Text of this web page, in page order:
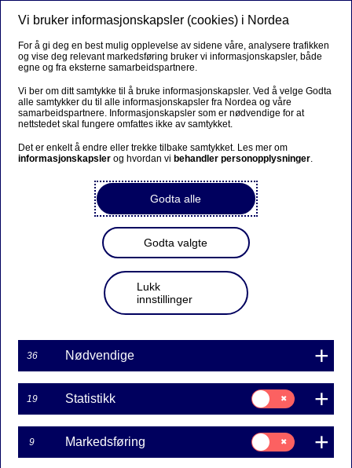
Vi bruker informasjonskapsler (cookies) i Nordea
For å gi deg en best mulig opplevelse av sidene våre, analysere trafikken
og vise deg relevant markedsføring bruker vi informasjonskapsler, både
egne og fra eksterne samarbeidspartnere.
Vi ber om ditt samtykke til å bruke informasjonskapsler. Ved å velge Godta
alle samtykker du til alle informasjonskapsler fra Nordea og våre
samarbeidspartnere. Informasjonskapsler som er nødvendige for at
nettstedet skal fungere omfattes ikke av samtykket.
Det er enkelt å endre eller trekke tilbake samtykket. Les mer om
informasjonskapsler og hvordan vi behandler personopplysninger.
Godta alle
Godta valgte
Lukk
innstillinger
36 Nødvendige
19 Statistikk
Samtykke
til:
Statistikk
9 Markedsføring
Samtykke
til:
Markedsføring